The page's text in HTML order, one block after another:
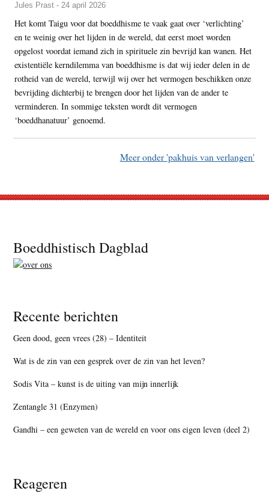
Jules Prast - 24 april 2026
Het komt Taigu voor dat boeddhisme te vaak gaat over ‘verlichting’
en te weinig over het lijden in de wereld, dat eerst moet worden
opgelost voordat iemand zich in spirituele zin bevrijd kan wanen. Het
existentiële kerndilemma van boeddhisme is dat wij ieder delen in de
rotheid van de wereld, terwijl wij over het vermogen beschikken onze
bevrijding dichterbij te brengen door het lijden van de ander te
verminderen. In sommige teksten wordt dit vermogen
‘boeddhanatuur’ genoemd.
Meer onder 'pakhuis van verlangen'
Footer
Boeddhistisch Dagblad
Recente berichten
Geen dood, geen vrees (28) – Identiteit
Wat is de zin van een gesprek over de zin van het leven?
Sodis Vita – kunst is de uiting van mijn innerlijk
Zentangle 31 (Enzymen)
Gandhi – een geweten van de wereld en voor ons eigen leven (deel 2)
Reageren